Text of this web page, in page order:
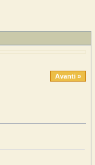
Avanti »